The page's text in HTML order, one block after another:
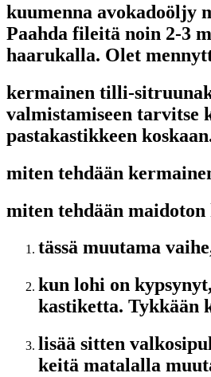
kuumenna avokadoöljy
Paahda fileitä noin 2-3
haarukalla. Olet
kermainen tilli-
valmistamiseen tarvitse
pastakastikkeen
miten tehdään
miten tehdään
tässä muutama
kun lohi on
kastiketta. Tykkään
lisää sitten
keitä matalalla